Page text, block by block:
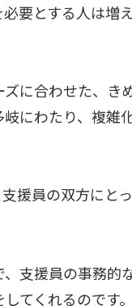
要とする人は増
に合わせた、き
にわたり、複雑
援員の双方にと
支援員の事務的
てくれるのです。